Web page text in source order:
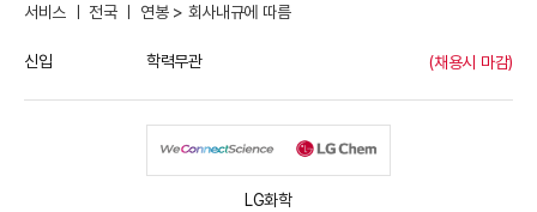
서비스 ㅣ 전국 ㅣ 연봉 > 회사내규에 따름
신입 학력무관 (채용시 마감)
LG화학